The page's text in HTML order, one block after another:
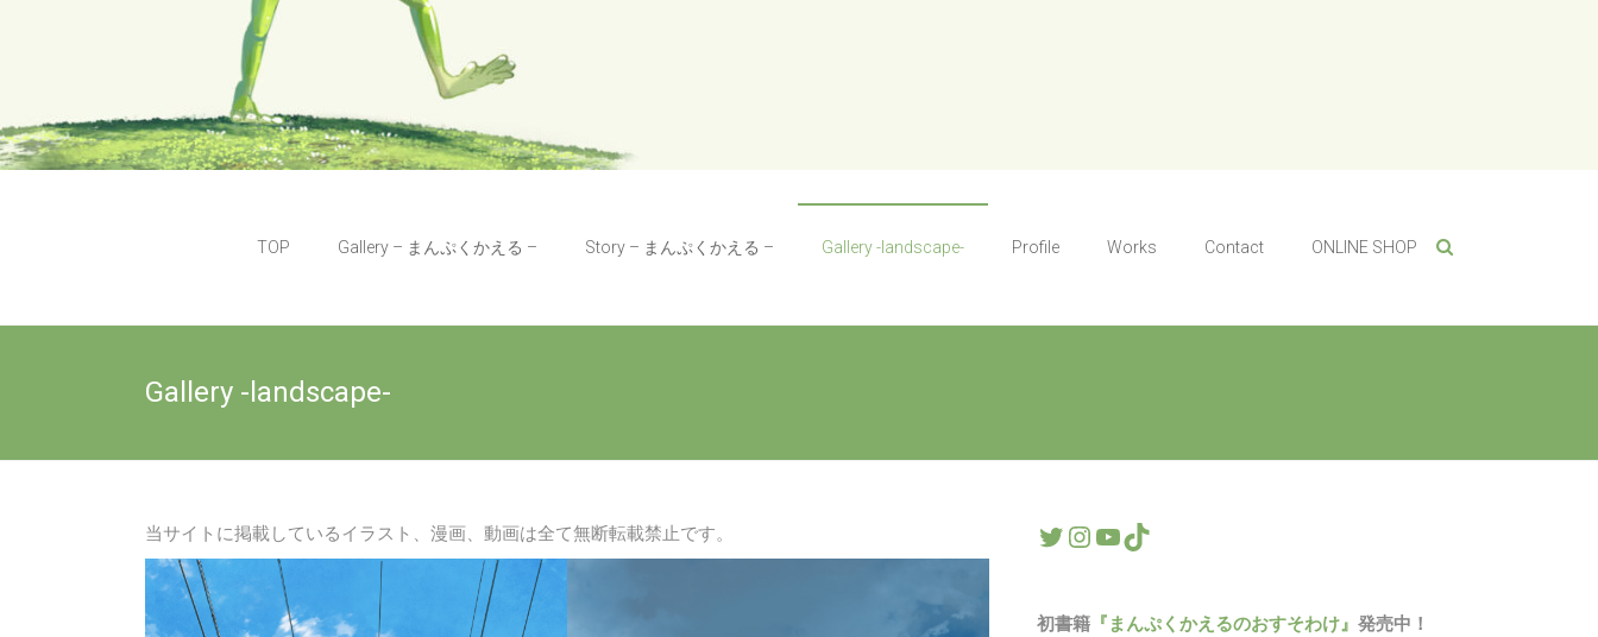
TOP Gallery – まんぷくかえる – Story – まんぷくかえる – Gallery -landscape- Profile Works Contact ONLINE SHOP
Gallery -landscape-
当サイトに掲載しているイラスト、漫画、動画は全て無断転載禁止です。 Twitter
Instagram
YouTube
初書籍 『まんぷくかえるのおすそわけ』 発売中！